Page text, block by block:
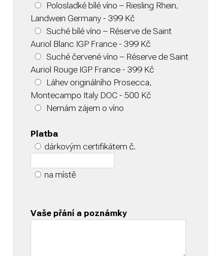
Polosladké bílé víno – Riesling Rhein,
Landwein Germany - 399 Kč
Suché bílé víno – Réserve de Saint
Auriol Blanc IGP France - 399 Kč
Suché červené víno – Réserve de Saint
Auriol Rouge IGP France - 399 Kč
Láhev originálního Prosecca,
Montecampo Italy DOC - 500 Kč
Nemám zájem o víno
Platba
dárkovým certifikátem č.
na místě
Vaše přání a poznámky